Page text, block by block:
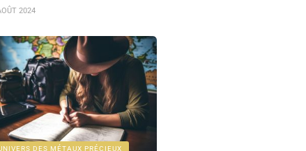
2024
DES MÉTAUX PRÉCIEUX